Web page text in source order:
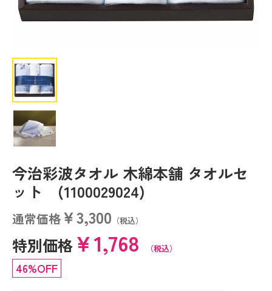
今治彩波タオル 木綿本舗 タオルセ
ット (1100029024)
通常価格￥3,300 （税込）
特別価格￥1,768 （税込）
46%OFF